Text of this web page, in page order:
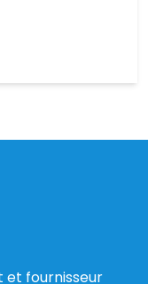
et fournisseur